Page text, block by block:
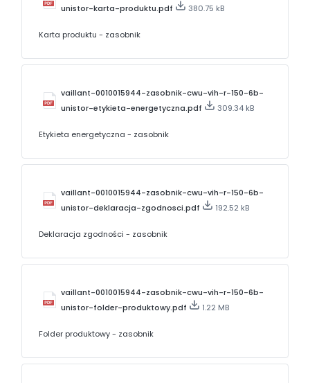
unistor-karta-produktu.pdf
380.75 kB
Karta produktu - zasobnik
vaillant-0010015944-zasobnik-cwu-vih-r-150-6b-
unistor-etykieta-energetyczna.pdf
309.34 kB
Etykieta energetyczna - zasobnik
vaillant-0010015944-zasobnik-cwu-vih-r-150-6b-
unistor-deklaracja-zgodnosci.pdf
192.52 kB
Deklaracja zgodności - zasobnik
vaillant-0010015944-zasobnik-cwu-vih-r-150-6b-
unistor-folder-produktowy.pdf
1.22 MB
Folder produktowy - zasobnik